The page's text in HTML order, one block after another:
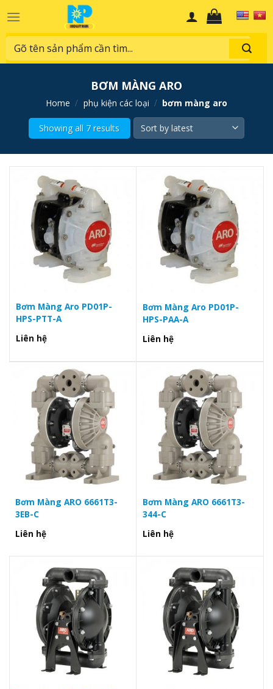
to
content
Search
for:
BƠM MÀNG ARO
home / phụ kiện các loại / bơm màng aro
Showing all 7 results
Bơm Màng Aro PD01P-
HPS-PTT-A
Liên hệ
Bơm Màng Aro PD01P-
HPS-PAA-A
Liên hệ
Bơm Màng ARO 6661T3-
3EB-C
Liên hệ
Bơm Màng ARO 6661T3-
344-C
Liên hệ